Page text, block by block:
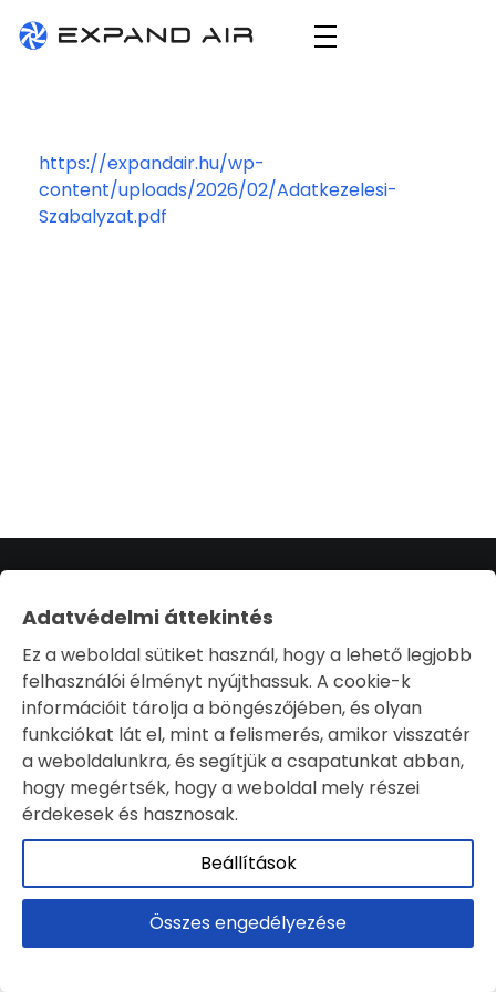
https://expandair.hu/wp-
content/uploads/2026/02/Adatkezelesi-
Szabalyzat.pdf
© 2000-2026 Expand Air. Minden Jog Fenntartva.. Fejlesztés:
SmartArt
Adatvédelmi áttekintés
Ez a weboldal sütiket használ, hogy a lehető legjobb
felhasználói élményt nyújthassuk. A cookie-k
információit tárolja a böngészőjében, és olyan
funkciókat lát el, mint a felismerés, amikor visszatér
a weboldalunkra, és segítjük a csapatunkat abban,
hogy megértsék, hogy a weboldal mely részei
érdekesek és hasznosak.
Beállítások
Összes engedélyezése